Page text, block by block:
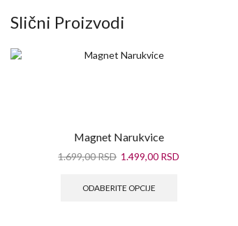
Slični Proizvodi
Magnet Narukvice
1.699,00RSD 1.499,00 RSD
ODABERITE OPCIJE